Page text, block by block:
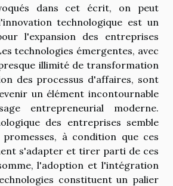
dans cet écrit, on peut
technologique est un
l'expansion des entreprises
technologies émergentes, avec
illimité de transformation
des processus d'affaires, sont
un élément incontournable
entrepreneurial moderne.
des entreprises semble
à condition que ces
s'adapter et tirer parti de ces
l'adoption et l'intégration
constituent un palier